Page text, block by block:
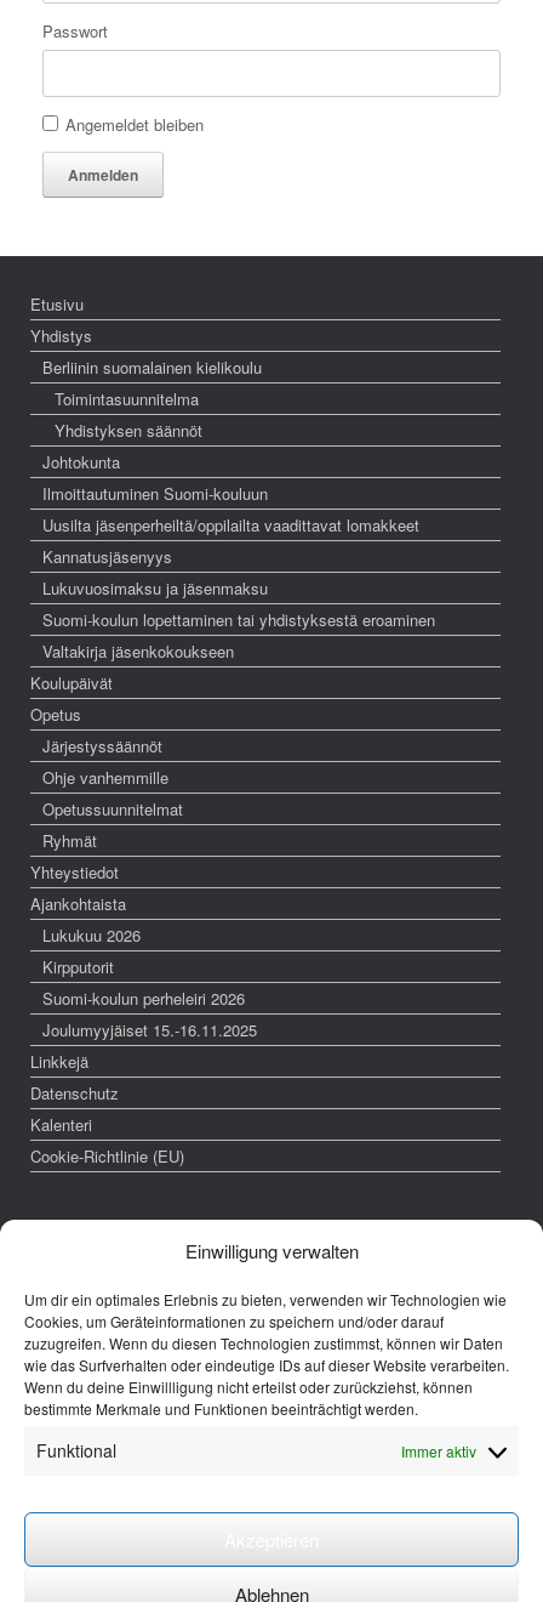
Einwilligung verwalten
Um dir ein optimales Erlebnis zu bieten, verwenden wir Technologien wie
Cookies, um Geräteinformationen zu speichern und/oder darauf
zuzugreifen. Wenn du diesen Technologien zustimmst, können wir Daten
wie das Surfverhalten oder eindeutige IDs auf dieser Website verarbeiten.
Wenn du deine Einwillligung nicht erteilst oder zurückziehst, können
bestimmte Merkmale und Funktionen beeinträchtigt werden.
Funktional Immer aktiv
Ablehnen
Passwort
Angemeldet bleiben
Anmelden
Etusivu
Yhdistys
Berliinin suomalainen kielikoulu
Toimintasuunnitelma
Yhdistyksen säännöt
Johtokunta
Ilmoittautuminen Suomi-kouluun
Uusilta jäsenperheiltä/oppilailta vaadittavat lomakkeet
Kannatusjäsenyys
Lukuvuosimaksu ja jäsenmaksu
Suomi-koulun lopettaminen tai yhdistyksestä eroaminen
Valtakirja jäsenkokoukseen
Koulupäivät
Opetus
Järjestyssäännöt
Ohje vanhemmille
Opetussuunnitelmat
Ryhmät
Yhteystiedot
Ajankohtaista
Lukukuu 2026
Kirpputorit
Suomi-koulun perheleiri 2026
Joulumyyjäiset 15.-16.11.2025
Linkkejä
Datenschutz
Kalenteri
Cookie-Richtlinie (EU)
Verantwortlich für diese Website:
Finnische Sprachschule in Berlin e.V.
Schleiermacherstrasse 24a
10961 Berlin-Kreuzberg
Eingetragen im Vereinsregister
Finnische Sprachschule in Berlin